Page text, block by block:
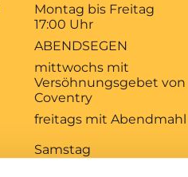
Montag bis Freitag
17:00 Uhr
ABENDSEGEN
mittwochs mit
Versöhnungsgebet von
Coventry
freitags mit Abendmahl
Samstag